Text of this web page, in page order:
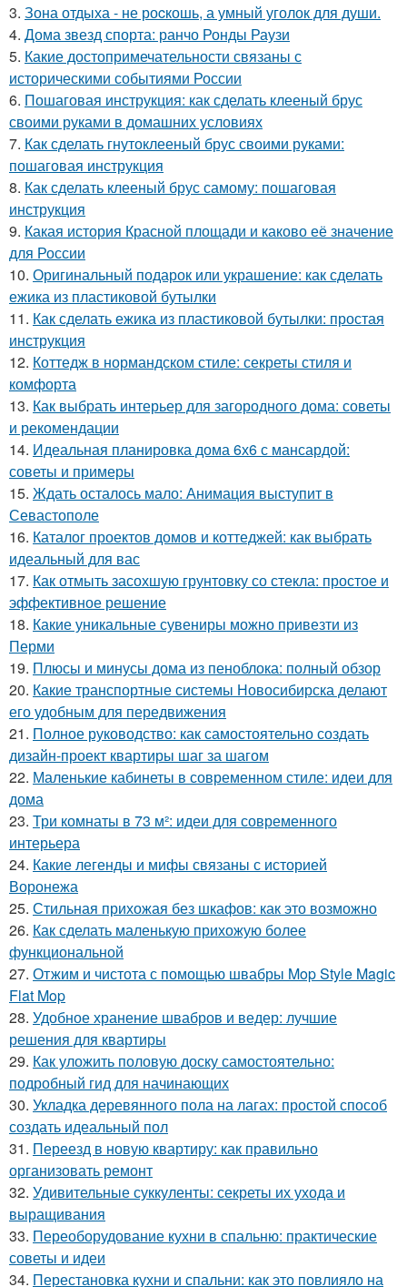
3. Зона отдыха - не роcкошь, а умный уголок для души.
4. Дома звезд спорта: ранчо Ронды Раузи
5. Какие достопримечательности связаны с
историческими событиями России
6. Пошаговая инструкция: как сделать клееный брус
своими руками в домашних условиях
7. Как сделать гнутоклееный брус своими руками:
пошаговая инструкция
8. Как сделать клееный брус самому: пошаговая
инструкция
9. Какая история Красной площади и каково её значение
для России
10. Оригинальный подарок или украшение: как сделать
ежика из пластиковой бутылки
11. Как сделать ежика из пластиковой бутылки: простая
инструкция
12. Коттедж в нормандском стиле: секреты стиля и
комфорта
13. Как выбрать интерьер для загородного дома: советы
и рекомендации
14. Идеальная планировка дома 6х6 с мансардой:
советы и примеры
15. Ждать осталось мало: Анимация выступит в
Севастополе
16. Каталог проектов домов и коттеджей: как выбрать
идеальный для вас
17. Как отмыть засохшую грунтовку со стекла: простое и
эффективное решение
18. Какие уникальные сувениры можно привезти из
Перми
19. Плюсы и минусы дома из пеноблока: полный обзор
20. Какие транспортные системы Новосибирска делают
его удобным для передвижения
21. Полное руководство: как самостоятельно создать
дизайн-проект квартиры шаг за шагом
22. Маленькие кабинеты в современном стиле: идеи для
дома
23. Три комнаты в 73 м²: идеи для современного
интерьера
24. Какие легенды и мифы связаны с историей
Воронежа
25. Стильная прихожая без шкафов: как это возможно
26. Как сделать маленькую прихожую более
функциональной
27. Отжим и чистота с помощью швабры Mop Style Magic
Flat Mop
28. Удобное хранение швабров и ведер: лучшие
решения для квартиры
29. Как уложить половую доску самостоятельно:
подробный гид для начинающих
30. Укладка деревянного пола на лагах: простой способ
создать идеальный пол
31. Переезд в новую квартиру: как правильно
организовать ремонт
32. Удивительные суккуленты: секреты их ухода и
выращивания
33. Переоборудование кухни в спальню: практические
советы и идеи
34. Перестановка кухни и спальни: как это повлияло на